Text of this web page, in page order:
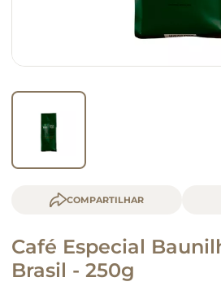
COMPARTILHAR
Café Especial
Brasil - 250g